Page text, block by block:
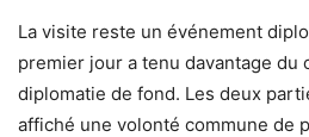
La visite reste un événement
premier jour a tenu davantage du
diplomatie de fond. Les deux
affiché une volonté commune de